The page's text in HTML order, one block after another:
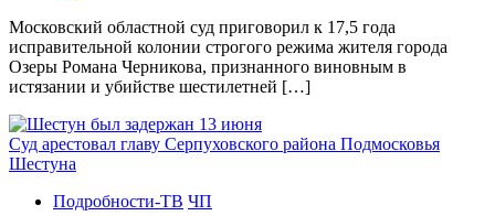
Московский областной суд приговорил к 17,5 года
исправительной колонии строгого режима жителя города
Озеры Романа Черникова, признанного виновным в
истязании и убийстве шестилетней […]
Суд арестовал главу Серпуховского района Подмосковья
Шестуна
Подробности-ТВ ЧП